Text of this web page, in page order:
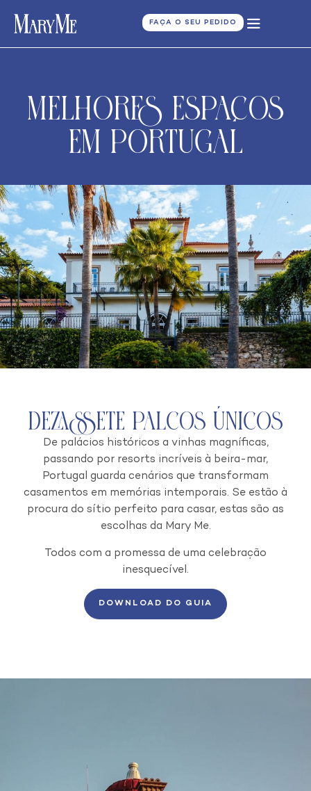
FAÇA O SEU PEDIDO
Melhores Espaços
em Portugal
Dezassete palcos únicos
De palácios históricos a vinhas magníficas,
passando por resorts incríveis à beira-mar,
Portugal guarda cenários que transformam
casamentos em memórias intemporais. Se estão à
procura do sítio perfeito para casar, estas são as
escolhas da Mary Me.
Todos com a promessa de uma celebração
inesquecível.
DOWNLOAD DO GUIA